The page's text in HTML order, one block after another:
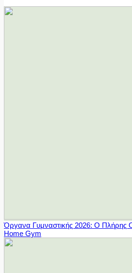
Όργανα Γυμναστικής 2026: Ο Πλήρης
Home Gym